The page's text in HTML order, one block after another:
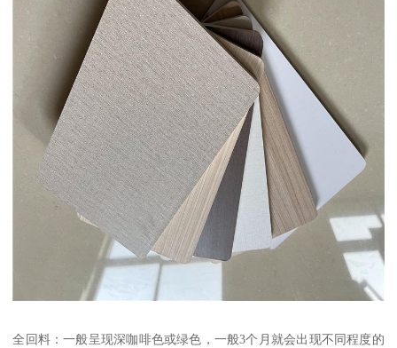
全回料：一般呈现深咖啡色或绿色，一般3个月就会出现不同程度的